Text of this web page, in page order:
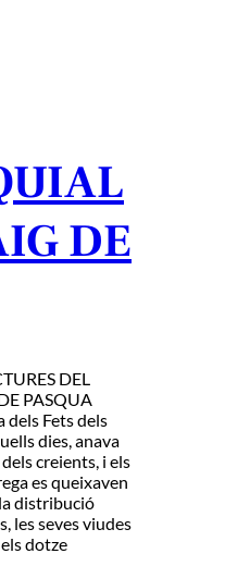
DE
DEL
PASQUA
dels Fets dels
dies, anava
creients, i els
es queixaven
distribució
les seves viudes
dotze